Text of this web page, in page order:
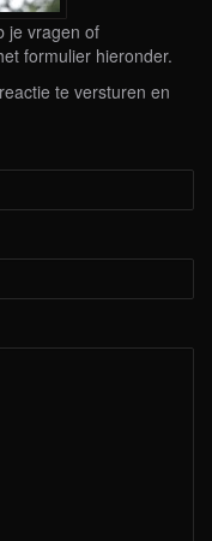
je vragen of
formulier hieronder.
te versturen en